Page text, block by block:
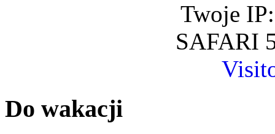
Twoje
SAFARI
Do wakacji